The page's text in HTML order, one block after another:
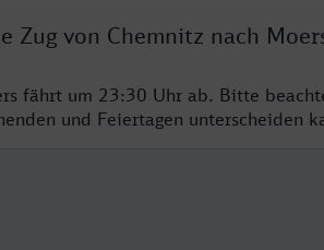
von Chemnitz nach
fährt um 23:30 Uhr ab. Bitte
und Feiertagen unterscheiden